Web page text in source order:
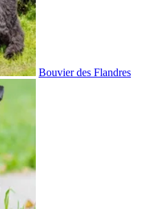
Bouvier des Flandres